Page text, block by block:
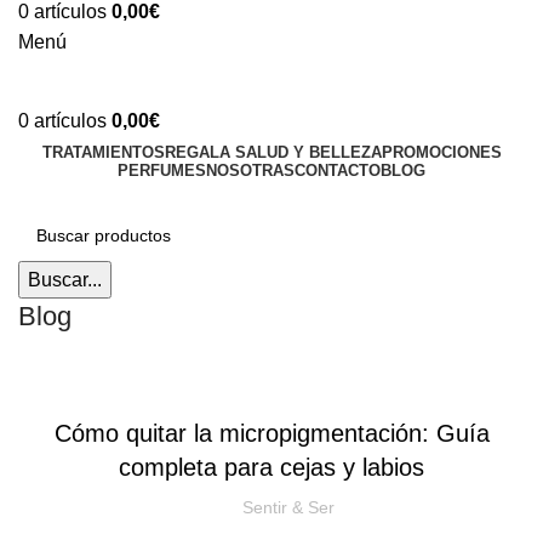
0 artículos 0,00€
Menú
0 artículos 0,00€
TRATAMIENTOSREGALA SALUD Y BELLEZAPROMOCIONES
PERFUMESNOSOTRASCONTACTOBLOG
Buscar...
Blog
Cómo quitar la micropigmentación: Guía
completa para cejas y labios
Sentir & Ser